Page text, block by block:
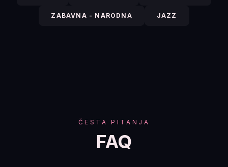
ZABAVNA - NARODNA JAZZ
ČESTA PITANJA
FAQ